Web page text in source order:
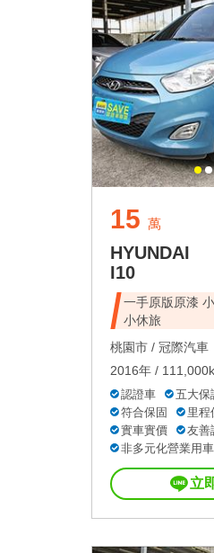
15 萬
HYUNDAI
I10
一手原版原漆
小休旅
桃園市 / 冠際汽車
2016年 /
認證車
五大保
符合保固
里程
實車實價
友善
非多元化營業用車
立